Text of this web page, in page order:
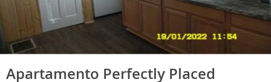
Apartamento Perfectly Placed